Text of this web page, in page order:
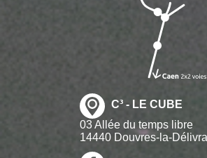
C³ - LE CUBE
03 Allée du temps libre
14440 Douvres-la-